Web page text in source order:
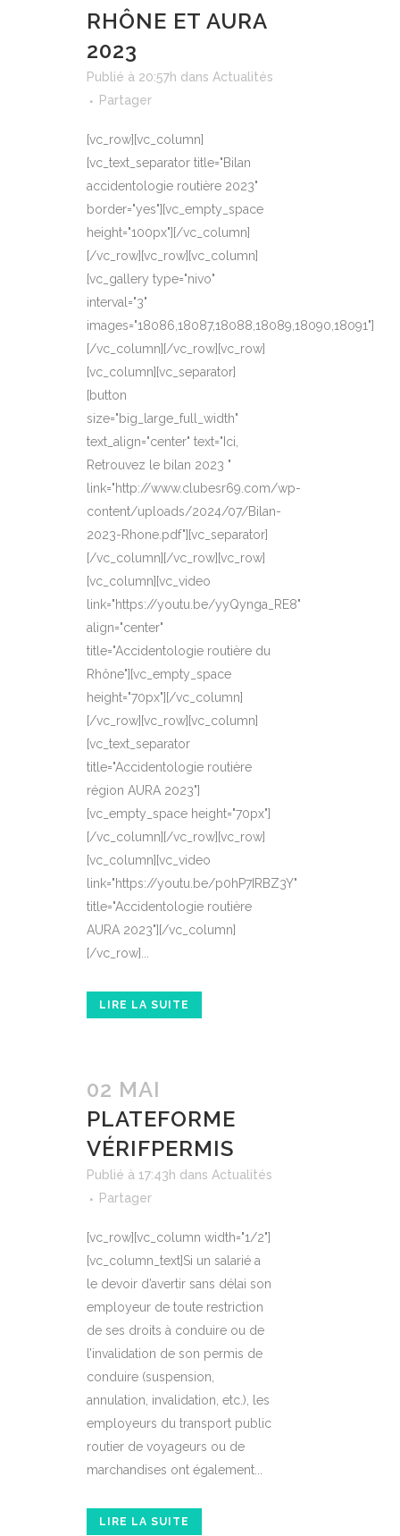
RHÔNE ET AURA
2023
Publié à 20:57h dans Actualités
Partager
[vc_row][vc_column]
[vc_text_separator title="Bilan
accidentologie routière 2023"
border="yes"][vc_empty_space
height="100px"][/vc_column]
[/vc_row][vc_row][vc_column]
[vc_gallery type="nivo"
interval="3"
images="18086,18087,18088,18089,18090,18091"]
[/vc_column][/vc_row][vc_row]
[vc_column][vc_separator]
[button
size="big_large_full_width"
text_align="center" text="Ici,
Retrouvez le bilan 2023 "
link="http://www.clubesr69.com/wp-
content/uploads/2024/07/Bilan-
2023-Rhone.pdf"][vc_separator]
[/vc_column][/vc_row][vc_row]
[vc_column][vc_video
link="https://youtu.be/yyQynga_RE8"
align="center"
title="Accidentologie routière du
Rhône"][vc_empty_space
height="70px"][/vc_column]
[/vc_row][vc_row][vc_column]
[vc_text_separator
title="Accidentologie routière
région AURA 2023"]
[vc_empty_space height="70px"]
[/vc_column][/vc_row][vc_row]
[vc_column][vc_video
link="https://youtu.be/p0hP7IRBZ3Y"
title="Accidentologie routière
AURA 2023"][/vc_column]
[/vc_row]...
LIRE LA SUITE
02 MAI
PLATEFORME
VÉRIFPERMIS
Publié à 17:43h dans Actualités
Partager
[vc_row][vc_column width="1/2"]
[vc_column_text]Si un salarié a
le devoir d’avertir sans délai son
employeur de toute restriction
de ses droits à conduire ou de
l’invalidation de son permis de
conduire (suspension,
annulation, invalidation, etc.), les
employeurs du transport public
routier de voyageurs ou de
marchandises ont également...
LIRE LA SUITE